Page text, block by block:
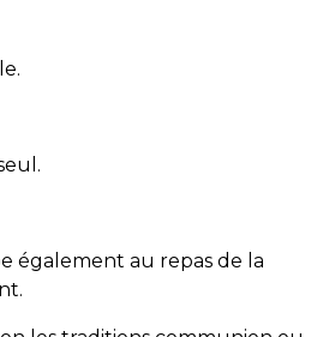
également au repas de la